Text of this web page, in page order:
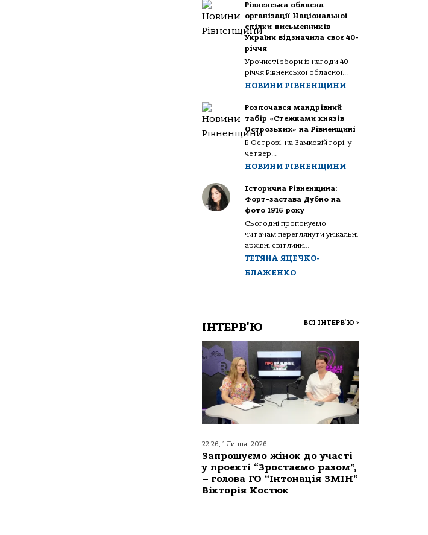
Рівненська обласна
організації Національної
спілки письменників
України відзначила своє 40-
річчя
Урочисті збори із нагоди 40-
річчя Рівненської обласної...
НОВИНИ РІВНЕНЩИНИ
Розпочався мандрівний
табір «Стежками князів
Острозьких» на Рівненщині
В Острозі, на Замковій горі, у
четвер...
НОВИНИ РІВНЕНЩИНИ
Історична Рівненщина:
Форт-застава Дубно на
фото 1916 року
Сьогодні пропонуємо
читачам переглянути унікальні
архівні світлини...
ТЕТЯНА ЯЦЕЧКО-
БЛАЖЕНКО
ІНТЕРВ'Ю ВСІ ІНТЕРВ'Ю >
22:26, 1 Липня, 2026
Запрошуємо жінок до участі
у проєкті “Зростаємо разом”,
– голова ГО “Інтонація ЗМІН”
Вікторія Костюк